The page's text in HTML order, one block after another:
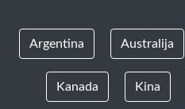
Argentina Australija
Kanada Kina